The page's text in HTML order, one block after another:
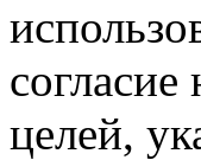
целей,